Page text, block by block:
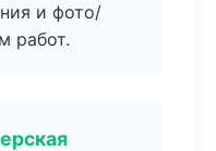
и фото/
работ.